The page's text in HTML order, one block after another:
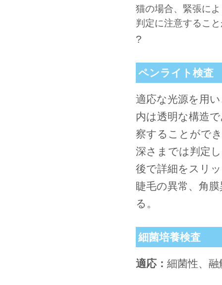
猫の場合、緊張に
判定に注意するこ
?
ペンライト検査
適応な光源を用
内は透明な構造
察することがで
深さまでは判定
後で詳細をスリ
睫毛の異常、角
る。
細菌培養検査
適応： 細菌性、